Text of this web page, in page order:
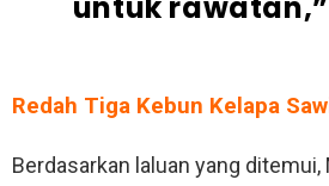
Redah Tiga Kebun Kelapa
Berdasarkan laluan yang ditemui,